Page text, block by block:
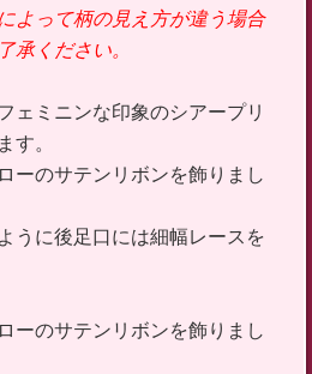
よって柄の見え方が違う場合
承ください。
ェミニンな印象のシアープリ
す。
ーのサテンリボンを飾りまし
うに後足口には細幅レースを
ーのサテンリボンを飾りまし